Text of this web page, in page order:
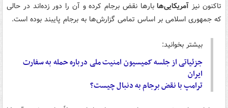
تاکنون نیز آمریکایی‌هابارها نقض برجام کرده و آن را دور زده‌اند در حالی
که جمهوری اسلامی بر اساس تمامی گزارش‌ها به برجام پایبند بوده است.
بیشتر بخوانید:
جزئیاتی از جلسه کمیسیون امنیت ملی درباره حمله به سفارت
ایران
ترامپ با نقض برجام به دنبال چیست؟